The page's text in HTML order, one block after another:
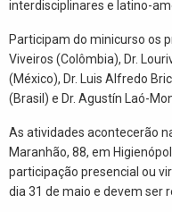
interdisciplinares e latino-
Participam do minicurso os
Viveiros (Colômbia), Dr.
(México), Dr. Luis Alfredo
(Brasil) e Dr. Agustín Laó-
As atividades acontecerão
Maranhão, 88, em
participação presencial ou
dia 31 de maio e devem ser